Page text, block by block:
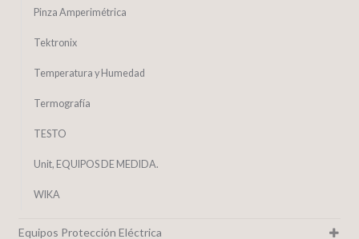
Pinza Amperimétrica
Tektronix
Temperatura y Humedad
Termografía
TESTO
Unit, EQUIPOS DE MEDIDA.
WIKA
Equipos Protección Eléctrica